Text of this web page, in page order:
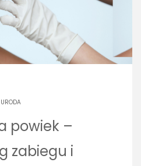
URODA
powiek –
zabiegu i